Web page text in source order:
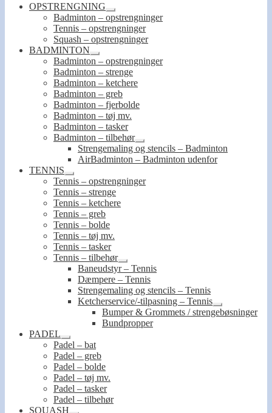
OPSTRENGNING
Udfold
undermenu
Badminton – opstrengninger
Tennis – opstrengninger
Squash – opstrengninger
BADMINTON
Udfold
undermenu
Badminton – opstrengninger
Badminton – strenge
Badminton – ketchere
Badminton – greb
Badminton – fjerbolde
Badminton – tøj mv.
Badminton – tasker
Badminton – tilbehør
Udfold
undermenu
Strengemaling og stencils – Badminton
AirBadminton – Badminton udenfor
TENNIS
Udfold
undermenu
Tennis – opstrengninger
Tennis – strenge
Tennis – ketchere
Tennis – greb
Tennis – bolde
Tennis – tøj mv.
Tennis – tasker
Tennis – tilbehør
Udfold
undermenu
Baneudstyr – Tennis
Dæmpere – Tennis
Strengemaling og stencils – Tennis
Ketcherservice/-tilpasning – Tennis
Udfold
undermenu
Bumper & Grommets / strengebøsninger
Bundpropper
PADEL
Udfold
undermenu
Padel – bat
Padel – greb
Padel – bolde
Padel – tøj mv.
Padel – tasker
Padel – tilbehør
SQUASH